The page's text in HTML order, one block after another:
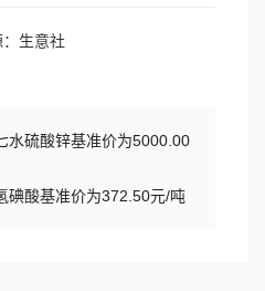
生意社
水硫酸锌基准价为5000.00
碘酸基准价为372.50元/吨